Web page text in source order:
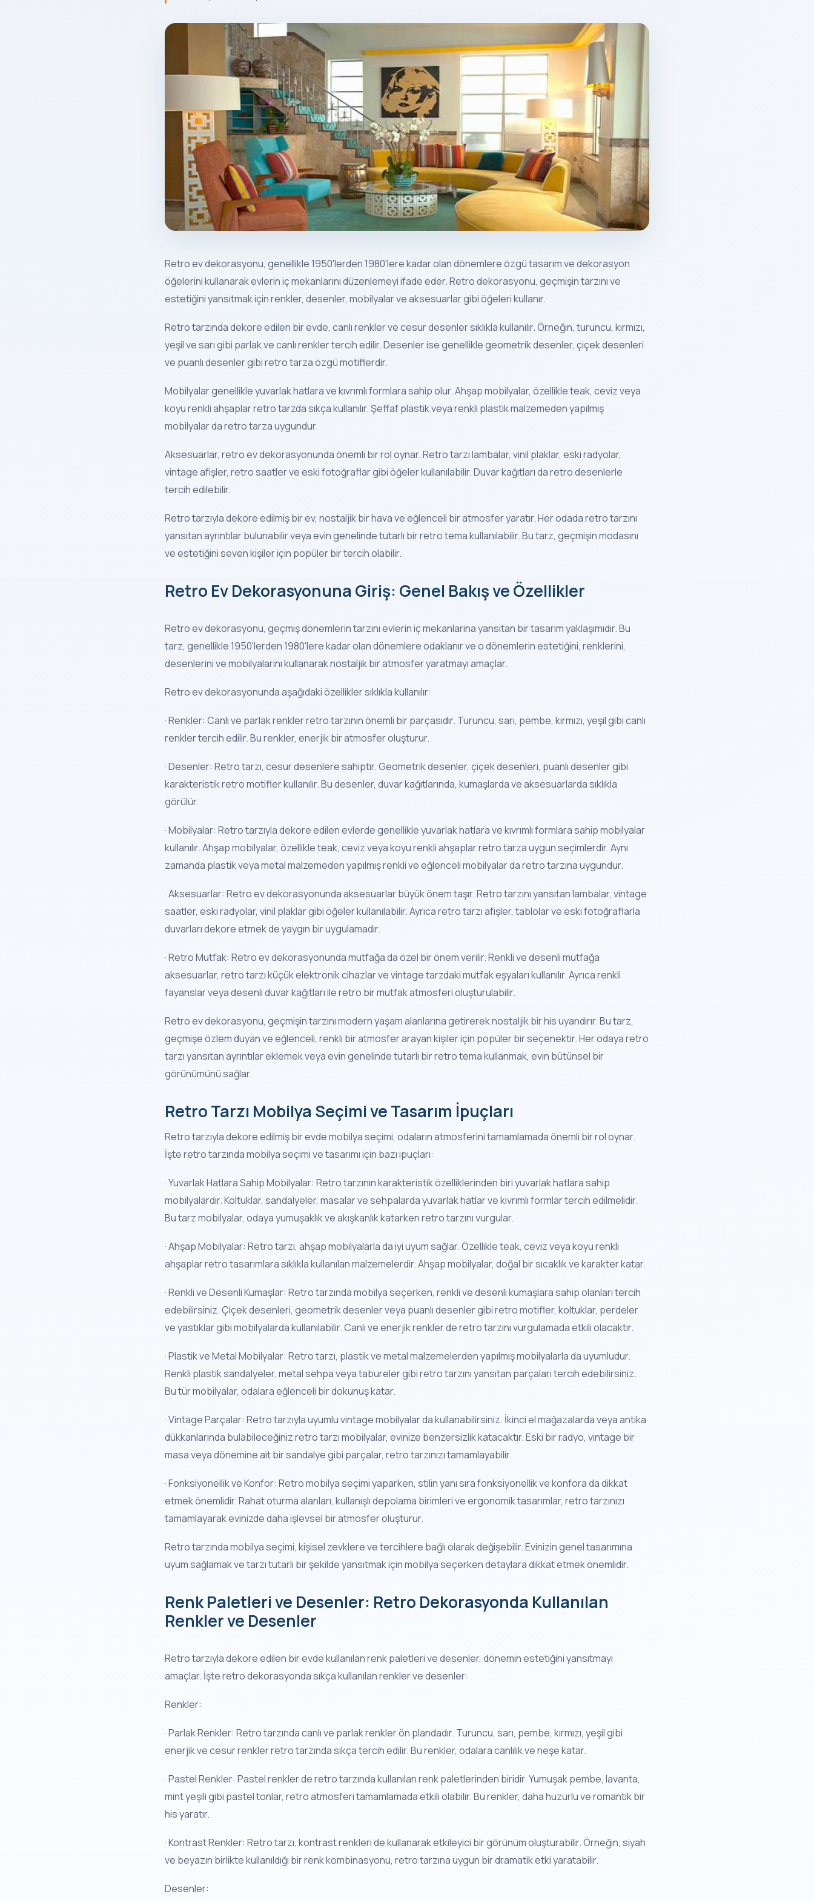
Retro ev dekorasyonu, genellikle 1950'lerden 1980'lere kadar olan dönemlere özgü tasarım ve dekorasyon
öğelerini kullanarak evlerin iç mekanlarını düzenlemeyi ifade eder. Retro dekorasyonu, geçmişin tarzını ve
estetiğini yansıtmak için renkler, desenler, mobilyalar ve aksesuarlar gibi öğeleri kullanır.
Retro tarzında dekore edilen bir evde, canlı renkler ve cesur desenler sıklıkla kullanılır. Örneğin, turuncu, kırmızı,
yeşil ve sarı gibi parlak ve canlı renkler tercih edilir. Desenler ise genellikle geometrik desenler, çiçek desenleri
ve puanlı desenler gibi retro tarza özgü motiflerdir.
Mobilyalar genellikle yuvarlak hatlara ve kıvrımlı formlara sahip olur. Ahşap mobilyalar, özellikle teak, ceviz veya
koyu renkli ahşaplar retro tarzda sıkça kullanılır. Şeffaf plastik veya renkli plastik malzemeden yapılmış
mobilyalar da retro tarza uygundur.
Aksesuarlar, retro ev dekorasyonunda önemli bir rol oynar. Retro tarzı lambalar, vinil plaklar, eski radyolar,
vintage afişler, retro saatler ve eski fotoğraflar gibi öğeler kullanılabilir. Duvar kağıtları da retro desenlerle
tercih edilebilir.
Retro tarzıyla dekore edilmiş bir ev, nostaljik bir hava ve eğlenceli bir atmosfer yaratır. Her odada retro tarzını
yansıtan ayrıntılar bulunabilir veya evin genelinde tutarlı bir retro tema kullanılabilir. Bu tarz, geçmişin modasını
ve estetiğini seven kişiler için popüler bir tercih olabilir.
Retro Ev Dekorasyonuna Giriş: Genel Bakış ve Özellikler
Retro ev dekorasyonu, geçmiş dönemlerin tarzını evlerin iç mekanlarına yansıtan bir tasarım yaklaşımıdır. Bu
tarz, genellikle 1950'lerden 1980'lere kadar olan dönemlere odaklanır ve o dönemlerin estetiğini, renklerini,
desenlerini ve mobilyalarını kullanarak nostaljik bir atmosfer yaratmayı amaçlar.
Retro ev dekorasyonunda aşağıdaki özellikler sıklıkla kullanılır:
· Renkler: Canlı ve parlak renkler retro tarzının önemli bir parçasıdır. Turuncu, sarı, pembe, kırmızı, yeşil gibi canlı
renkler tercih edilir. Bu renkler, enerjik bir atmosfer oluşturur.
· Desenler: Retro tarzı, cesur desenlere sahiptir. Geometrik desenler, çiçek desenleri, puanlı desenler gibi
karakteristik retro motifler kullanılır. Bu desenler, duvar kağıtlarında, kumaşlarda ve aksesuarlarda sıklıkla
görülür.
· Mobilyalar: Retro tarzıyla dekore edilen evlerde genellikle yuvarlak hatlara ve kıvrımlı formlara sahip mobilyalar
kullanılır. Ahşap mobilyalar, özellikle teak, ceviz veya koyu renkli ahşaplar retro tarza uygun seçimlerdir. Aynı
zamanda plastik veya metal malzemeden yapılmış renkli ve eğlenceli mobilyalar da retro tarzına uygundur.
· Aksesuarlar: Retro ev dekorasyonunda aksesuarlar büyük önem taşır. Retro tarzını yansıtan lambalar, vintage
saatler, eski radyolar, vinil plaklar gibi öğeler kullanılabilir. Ayrıca retro tarzı afişler, tablolar ve eski fotoğraflarla
duvarları dekore etmek de yaygın bir uygulamadır.
· Retro Mutfak: Retro ev dekorasyonunda mutfağa da özel bir önem verilir. Renkli ve desenli mutfağa
aksesuarlar, retro tarzı küçük elektronik cihazlar ve vintage tarzdaki mutfak eşyaları kullanılır. Ayrıca renkli
fayanslar veya desenli duvar kağıtları ile retro bir mutfak atmosferi oluşturulabilir.
Retro ev dekorasyonu, geçmişin tarzını modern yaşam alanlarına getirerek nostaljik bir his uyandırır. Bu tarz,
geçmişe özlem duyan ve eğlenceli, renkli bir atmosfer arayan kişiler için popüler bir seçenektir. Her odaya retro
tarzı yansıtan ayrıntılar eklemek veya evin genelinde tutarlı bir retro tema kullanmak, evin bütünsel bir
görünümünü sağlar.
Retro Tarzı Mobilya Seçimi ve Tasarım İpuçları
Retro tarzıyla dekore edilmiş bir evde mobilya seçimi, odaların atmosferini tamamlamada önemli bir rol oynar.
İşte retro tarzında mobilya seçimi ve tasarımı için bazı ipuçları:
· Yuvarlak Hatlara Sahip Mobilyalar: Retro tarzının karakteristik özelliklerinden biri yuvarlak hatlara sahip
mobilyalardır. Koltuklar, sandalyeler, masalar ve sehpalarda yuvarlak hatlar ve kıvrımlı formlar tercih edilmelidir.
Bu tarz mobilyalar, odaya yumuşaklık ve akışkanlık katarken retro tarzını vurgular.
· Ahşap Mobilyalar: Retro tarzı, ahşap mobilyalarla da iyi uyum sağlar. Özellikle teak, ceviz veya koyu renkli
ahşaplar retro tasarımlara sıklıkla kullanılan malzemelerdir. Ahşap mobilyalar, doğal bir sıcaklık ve karakter katar.
· Renkli ve Desenli Kumaşlar: Retro tarzında mobilya seçerken, renkli ve desenli kumaşlara sahip olanları tercih
edebilirsiniz. Çiçek desenleri, geometrik desenler veya puanlı desenler gibi retro motifler, koltuklar, perdeler
ve yastıklar gibi mobilyalarda kullanılabilir. Canlı ve enerjik renkler de retro tarzını vurgulamada etkili olacaktır.
· Plastik ve Metal Mobilyalar: Retro tarzı, plastik ve metal malzemelerden yapılmış mobilyalarla da uyumludur.
Renkli plastik sandalyeler, metal sehpa veya tabureler gibi retro tarzını yansıtan parçaları tercih edebilirsiniz.
Bu tür mobilyalar, odalara eğlenceli bir dokunuş katar.
· Vintage Parçalar: Retro tarzıyla uyumlu vintage mobilyalar da kullanabilirsiniz. İkinci el mağazalarda veya antika
dükkanlarında bulabileceğiniz retro tarzı mobilyalar, evinize benzersizlik katacaktır. Eski bir radyo, vintage bir
masa veya dönemine ait bir sandalye gibi parçalar, retro tarzınızı tamamlayabilir.
· Fonksiyonellik ve Konfor: Retro mobilya seçimi yaparken, stilin yanı sıra fonksiyonellik ve konfora da dikkat
etmek önemlidir. Rahat oturma alanları, kullanışlı depolama birimleri ve ergonomik tasarımlar, retro tarzınızı
tamamlayarak evinizde daha işlevsel bir atmosfer oluşturur.
Retro tarzında mobilya seçimi, kişisel zevklere ve tercihlere bağlı olarak değişebilir. Evinizin genel tasarımına
uyum sağlamak ve tarzı tutarlı bir şekilde yansıtmak için mobilya seçerken detaylara dikkat etmek önemlidir.
Renk Paletleri ve Desenler: Retro Dekorasyonda Kullanılan
Renkler ve Desenler
Retro tarzıyla dekore edilen bir evde kullanılan renk paletleri ve desenler, dönemin estetiğini yansıtmayı
amaçlar. İşte retro dekorasyonda sıkça kullanılan renkler ve desenler:
Renkler:
· Parlak Renkler: Retro tarzında canlı ve parlak renkler ön plandadır. Turuncu, sarı, pembe, kırmızı, yeşil gibi
enerjik ve cesur renkler retro tarzında sıkça tercih edilir. Bu renkler, odalara canlılık ve neşe katar.
· Pastel Renkler: Pastel renkler de retro tarzında kullanılan renk paletlerinden biridir. Yumuşak pembe, lavanta,
mint yeşili gibi pastel tonlar, retro atmosferi tamamlamada etkili olabilir. Bu renkler, daha huzurlu ve romantik bir
his yaratır.
· Kontrast Renkler: Retro tarzı, kontrast renkleri de kullanarak etkileyici bir görünüm oluşturabilir. Örneğin, siyah
ve beyazın birlikte kullanıldığı bir renk kombinasyonu, retro tarzına uygun bir dramatik etki yaratabilir.
Desenler: